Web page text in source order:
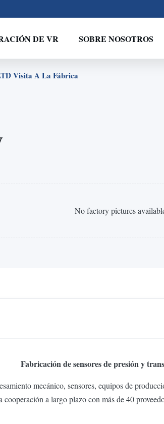
DE VR SOBRE NOSOTROS
Visita A La Fábrica
No factory pictures
Fabricación de sensores de presión y
mecánico, sensores, equipos de
a largo plazo con más de 40